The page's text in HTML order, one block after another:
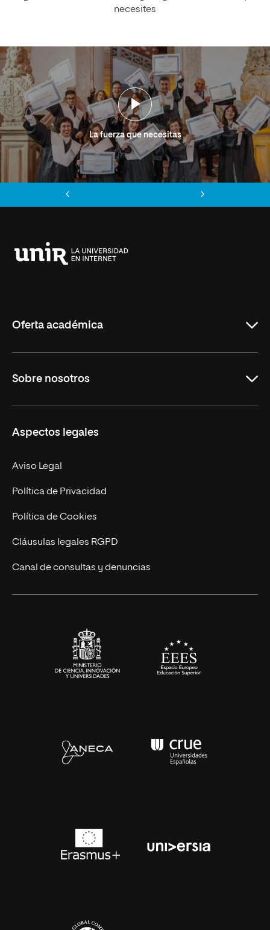
necesites
La fuerza que necesitas
Oferta académica
Másteres Oficiales
Doctorados
Experto Universitario
Postgrados
Cursos Universitarios
Sobre nosotros
Facultades
Nuestro Equipo
Trabaja en UNIR
Actualidad
UNIR Revista
Eventos
Aspectos legales
Aviso Legal
Política de Privacidad
Política de Cookies
Cláusulas legales RGPD
Canal de consultas y denuncias